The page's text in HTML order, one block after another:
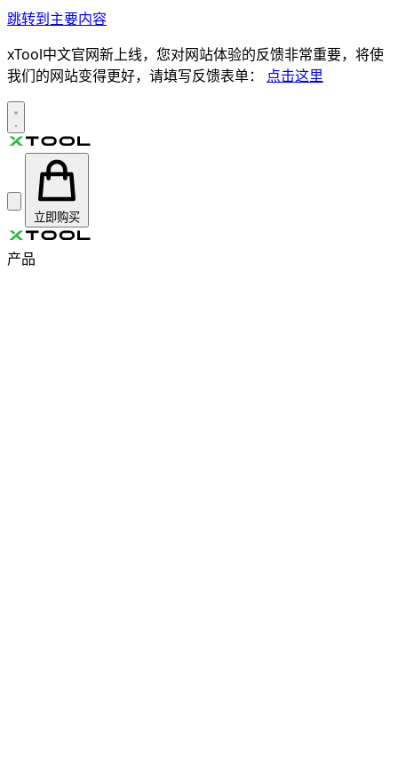
跳转到主要内容
xTool中文官网新上线，您对网站体验的反馈非常重要，将使
我们的网站变得更好，请填写反馈表单： 点击这里
立即购买
产品